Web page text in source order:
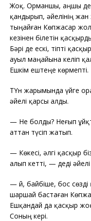
Жоқ. Орманшы, аңшы
қандырып, әйелінің
тыңайған Көпжасар
кезінен білетін
Бәрі де ескі, тіпті
ауыл маңайына келіп
Ешкім ештеңе көрмепті.
ТҮн жарымында үйге
әйелі қарсы алды.
— Не болды? Неғып
аттан түсіп жатып.
— Көкесі, әлгі қасқыр
алып кетті, — деді
— Әй, байбіше, бос
шаршай бастаған
Ешқандай да қасқыр
Соның кері.